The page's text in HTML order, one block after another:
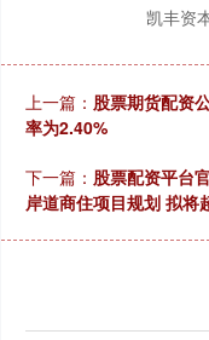
凯丰资
上一篇： 股票期货配资
率为2.40%
下一篇： 股票配资平台
岸道商住项目规划 拟将